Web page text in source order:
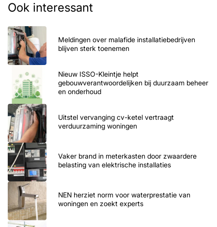
Ook interessant
Meldingen over malafide installatiebedrijven
blijven sterk toenemen
Nieuw ISSO-Kleintje helpt
gebouwverantwoordelijken bij duurzaam beheer
en onderhoud
Uitstel vervanging cv-ketel vertraagt
verduurzaming woningen
Vaker brand in meterkasten door zwaardere
belasting van elektrische installaties
NEN herziet norm voor waterprestatie van
woningen en zoekt experts